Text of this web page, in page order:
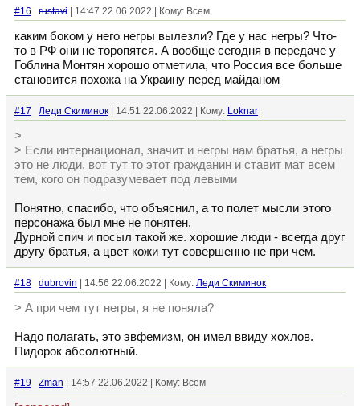
#16 rustavi | 14:47 22.06.2022 | Кому: Всем
каким боком у него негры вылезли? Где у нас негры? Что-
то в РФ они не торопятся. А вообще сегодня в передаче у
Гоблина Монтян хорошо отметила, что Россия все больше
становится похожа на Украину перед майданом
#17 Леди Скиминок | 14:51 22.06.2022 | Кому: Loknar
>
> Если интернационал, значит и негры нам братья, а негры
это не люди, вот тут то этот гражданин и ставит мат всем
тем, кого он подразумевает под левыми
Понятно, спасибо, что объяснил, а то полет мысли этого
персонажа был мне не понятен.
Дурной спич и посыл такой же. хорошие люди - всегда друг
другу братья, а цвет кожи тут совершенно не при чем.
#18 dubrovin | 14:56 22.06.2022 | Кому: Леди Скиминок
> А при чем тут негры, я не поняла?
Надо полагать, это эвфемизм, он имел ввиду хохлов.
Пидорок абсолютный.
#19 Zman | 14:57 22.06.2022 | Кому: Всем